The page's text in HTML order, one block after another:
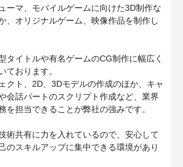
ーマ、モバイルゲームに向けた3D制作な
、オリジナルゲーム、映像作品を制作し
タイトルや有名ゲームのCG制作に幅広く
ております。
クト、2D、3Dモデルの作成のほか、キャ
会話パートのスクリプト作成など、業界
を担当できることが弊社の強みです。
術共有に力を入れているので、安⼼して
のスキルアップに集中できる環境があり